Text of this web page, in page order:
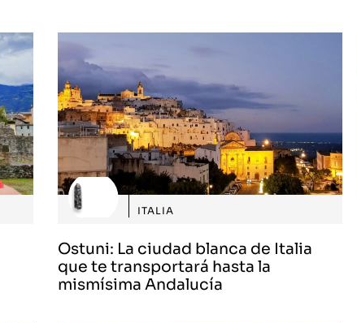
ITALIA
Ostuni: La ciudad blanca de Italia
que te transportará hasta la
mismísima Andalucía